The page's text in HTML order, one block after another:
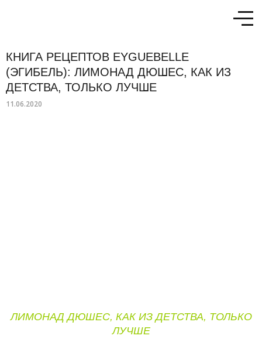
КНИГА РЕЦЕПТОВ EYGUEBELLE
(ЭГИБЕЛЬ): ЛИМОНАД ДЮШЕС, КАК ИЗ
ДЕТСТВА, ТОЛЬКО ЛУЧШЕ
11.06.2020
ЛИМОНАД ДЮШЕС, КАК ИЗ ДЕТСТВА, ТОЛЬКО
ЛУЧШЕ